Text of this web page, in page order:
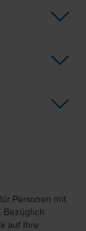
Personen mit
Bezüglich
auf Ihre